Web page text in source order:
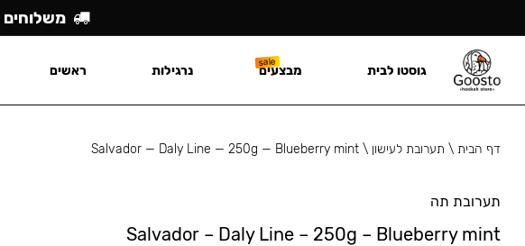
דף הבית\ תערובת לעישון \
Salvador — Daly Line — 250g — Blueberry mint
תערובת תה
Salvador – Daly Line – 250g – Blueberry mint
משלוחים
גוסטו לבית מבצעים נרגילות ראשים